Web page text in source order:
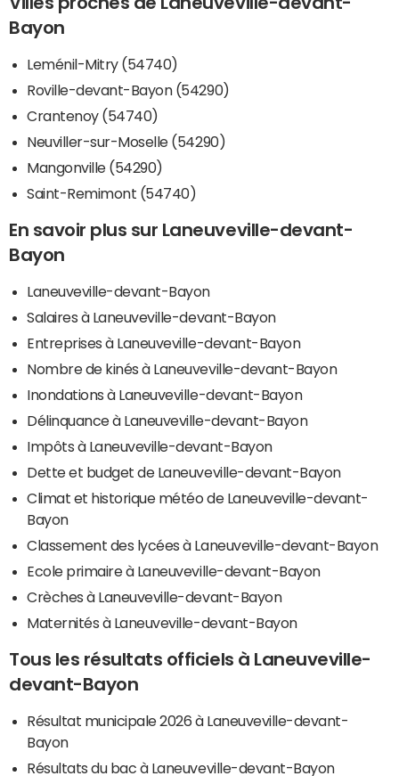
Bayon
Leménil-Mitry (54740)
Roville-devant-Bayon (54290)
Crantenoy (54740)
Neuviller-sur-Moselle (54290)
Mangonville (54290)
Saint-Remimont (54740)
En savoir plus sur Laneuveville-devant-
Bayon
Laneuveville-devant-Bayon
Salaires à Laneuveville-devant-Bayon
Entreprises à Laneuveville-devant-Bayon
Nombre de kinés à Laneuveville-devant-Bayon
Inondations à Laneuveville-devant-Bayon
Délinquance à Laneuveville-devant-Bayon
Impôts à Laneuveville-devant-Bayon
Dette et budget de Laneuveville-devant-Bayon
Climat et historique météo de Laneuveville-devant-
Bayon
Classement des lycées à Laneuveville-devant-Bayon
Ecole primaire à Laneuveville-devant-Bayon
Crèches à Laneuveville-devant-Bayon
Maternités à Laneuveville-devant-Bayon
Tous les résultats officiels à Laneuveville-
devant-Bayon
Résultat municipale 2026 à Laneuveville-devant-
Bayon
Résultats du bac à Laneuveville-devant-Bayon